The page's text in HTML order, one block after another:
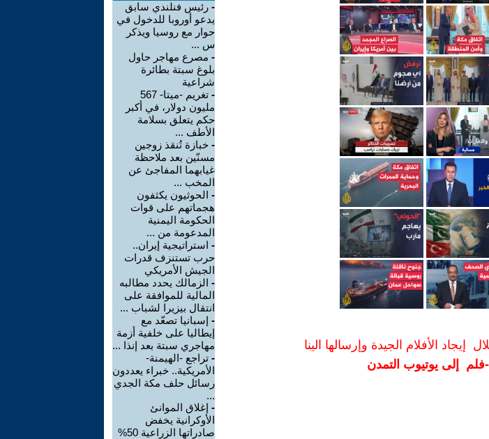
الأفلام الجيدة وإرسالها الينا
فلم إلى يوتيوب التمدن
- رئيس فنلندي سابق
يدعو أوروبا للدخول في
حوار مع روسيا ويذكر
س ...
- مصرع مهاجر حاول
بلوغ سبتة بطائرة
شراعية
-
تغريم -ميتا- 567
مليون دولار، في أكبر
حكم يتعلق بسلامة
الأطف ...
- خبازة تُنقذ زوجين
مسنّين بعد ملاحظة
غيابهما المفاجئ عن
المخب ...
- الحوثيون يكثفون
هجماتهم على قوات
الحكومة اليمنية
المدعومة من ...
- استراتيجية إيران..
حرب تستنزف قدرات
الجيش الأمريكي
- الزمالك يحدد مطالبه
المالية للموافقة على
انتقال بيزيرا لشباب ...
- إسبانيا تصعّد مع
إيطاليا على خلفية أزمة
مهاجري سبتة بعد إنذا ...
- تراجع -الهيمنة-
الأمريكية.. خبراء يعددون
رسائل حلف مكة الجدي
...
- إغلاق الموانئ
الأوكرانية يخفض
صادراتها الزراعية 50%